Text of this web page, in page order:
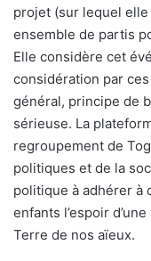
projet (sur lequel
ensemble de partis
Elle considère cet
considération par
général, principe de
sérieuse. La
regroupement de
politiques et de la
politique à adhérer à
enfants l’espoir
Terre de nos aïeux.